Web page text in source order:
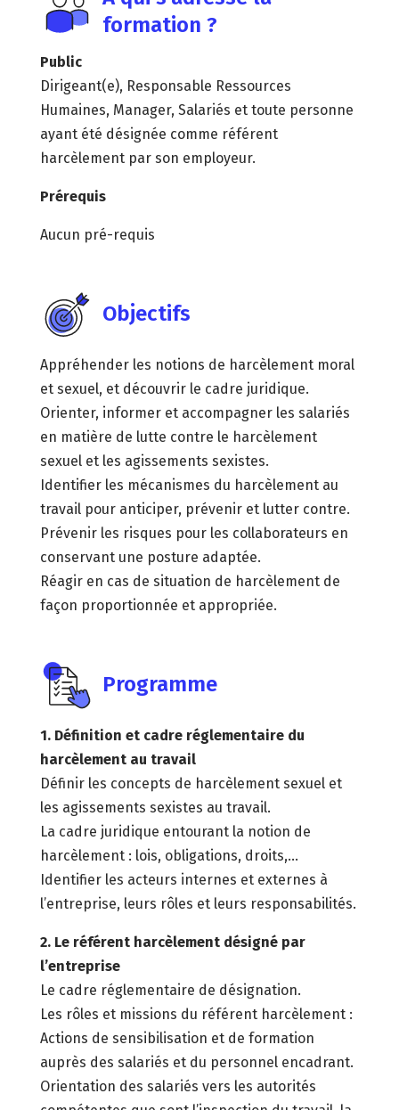
formation ?
Public
Dirigeant(e), Responsable Ressources
Humaines, Manager, Salariés et toute personne
ayant été désignée comme référent
harcèlement par son employeur.
Prérequis
Aucun pré-requis
Objectifs
Appréhender les notions de harcèlement moral
et sexuel, et découvrir le cadre juridique.
Orienter, informer et accompagner les salariés
en matière de lutte contre le harcèlement
sexuel et les agissements sexistes.
Identifier les mécanismes du harcèlement au
travail pour anticiper, prévenir et lutter contre.
Prévenir les risques pour les collaborateurs en
conservant une posture adaptée.
Réagir en cas de situation de harcèlement de
façon proportionnée et appropriée.
Programme
1. Définition et cadre réglementaire du
harcèlement au travail
Définir les concepts de harcèlement sexuel et
les agissements sexistes au travail.
La cadre juridique entourant la notion de
harcèlement : lois, obligations, droits,…
Identifier les acteurs internes et externes à
l’entreprise, leurs rôles et leurs responsabilités.
2. Le référent harcèlement désigné par
l’entreprise
Le cadre réglementaire de désignation.
Les rôles et missions du référent harcèlement :
Actions de sensibilisation et de formation
auprès des salariés et du personnel encadrant.
Orientation des salariés vers les autorités